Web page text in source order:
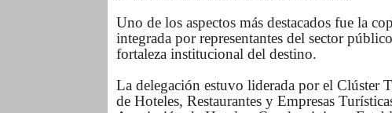
Uno de los aspectos más destacados fue la
integrada por representantes del sector
fortaleza institucional del destino.
La delegación estuvo liderada por el Clúster
de Hoteles, Restaurantes y Empresas